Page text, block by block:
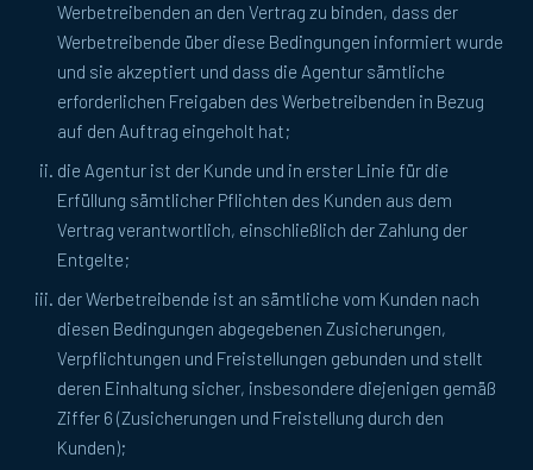
Werbetreibenden an den Vertrag zu binden, dass der
Werbetreibende über diese Bedingungen informiert wurde
und sie akzeptiert und dass die Agentur sämtliche
erforderlichen Freigaben des Werbetreibenden in Bezug
auf den Auftrag eingeholt hat;
die Agentur ist der Kunde und in erster Linie für die
Erfüllung sämtlicher Pflichten des Kunden aus dem
Vertrag verantwortlich, einschließlich der Zahlung der
Entgelte;
der Werbetreibende ist an sämtliche vom Kunden nach
diesen Bedingungen abgegebenen Zusicherungen,
Verpflichtungen und Freistellungen gebunden und stellt
deren Einhaltung sicher, insbesondere diejenigen gemäß
Ziffer 6 (Zusicherungen und Freistellung durch den
Kunden);